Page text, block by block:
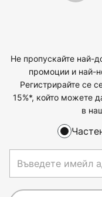
Не пропускайте най-
промоции и най-
Регистрирайте се
15%*, който можете
в